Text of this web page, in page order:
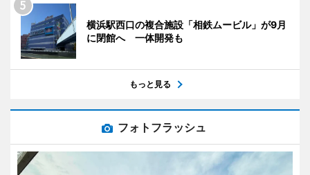
横浜駅西口の複合施設「相鉄ムービル」が9月
に閉館へ 一体開発も
もっと見る
フォトフラッシュ